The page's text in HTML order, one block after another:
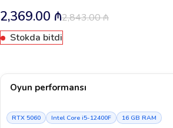
2,843.00₼
2,369.00 ₼
Stokda bitdi
Oyun performansı
RTX 5060 Intel Core i5-12400F 16 GB RAM